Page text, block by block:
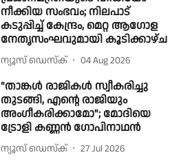
നീക്കിയ സംഭവം; നിലപാട്
കടുപ്പിച്ച് കേന്ദ്രം, മെറ്റ ആഗോള
നേതൃസംഘവുമായി കൂടിക്കാഴ്ച
ന്യൂസ് ഡെസ്ക് 04 Aug 2026
"താങ്കൾ രാജികൾ സ്വീകരിച്ചു
തുടങ്ങി, എൻ്റെ രാജിയും
അംഗീകരിക്കാമോ"; മോദിയെ
ട്രോളി കണ്ണൻ ഗോപിനാഥൻ
ന്യൂസ് ഡെസ്ക് 27 Jul 2026